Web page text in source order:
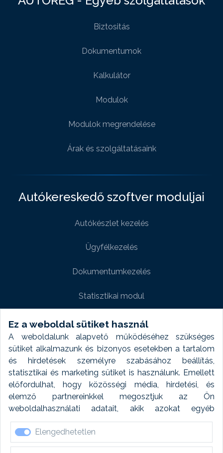
Ez a weboldal sütiket használ
A weboldalunk alapvető működéséhez szükséges
sütiket alkalmazunk és bizonyos esetekben a tartalom
és hirdetések személyre szabásához beállítás,
statisztikai és marketing sütiket is használunk. Emellett
előfordulhat, hogy közösségi média, hirdetési, és
elemző partnereinkkel megosztjuk az Ön
weboldalhasználati adatait, akik azokat egyéb
forrásokból gyűjtött adatokkal kombinálhatják. A sütik
elfogadásával kapcsolatosan naplózást végzünk és
ezen adatokat 6 hónap után automatikusan töröljük. A
Elengedhetetlen
Biztositás
Dokumentumok
Kalkulátor
Modulok
Modulok megrendelése
Árak és szolgáltatásaink
Autókereskedő szoftver moduljai
Autókészlet kezelés
Ügyfélkezelés
Dokumentumkezelés
Statisztikai modul
Weboldal modul
Fényképtár extra modul
Autómosó modul
Feladatütemezés